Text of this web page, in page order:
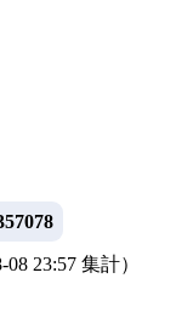
08 23:57 集計）